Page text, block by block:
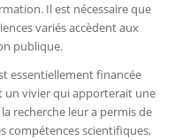
Il est nécessaire que
variés accèdent aux
publique.
essentiellement financée
un vivier qui apporterait une
recherche leur a permis de
compétences scientifiques,